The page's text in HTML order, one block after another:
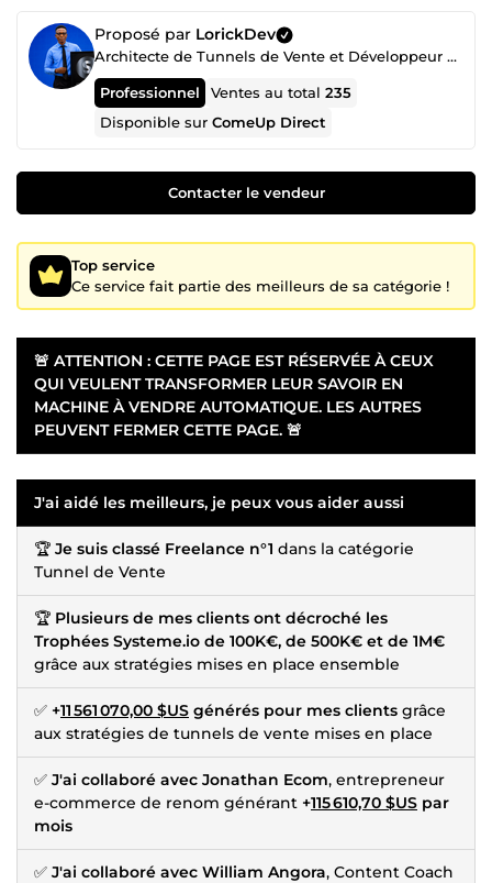
Proposé par LorickDev
Architecte de Tunnels de Vente et Développeur web Full-Stack
Professionnel Ventes au total235
Disponible surComeUp Direct
Contacter le vendeur
Top service
Ce service fait partie des meilleurs de sa catégorie !
🚨 ATTENTION : CETTE PAGE EST RÉSERVÉE À CEUX
QUI VEULENT TRANSFORMER LEUR SAVOIR EN
MACHINE À VENDRE AUTOMATIQUE. LES AUTRES
PEUVENT FERMER CETTE PAGE. 🚨
J'ai aidé les meilleurs, je peux vous aider aussi
🏆 Je suis classé Freelance n°1 dans la catégorie
Tunnel de Vente
🏆 Plusieurs de mes clients ont décroché les
Trophées Systeme.io de 100K€, de 500K€ et de 1M€
grâce aux stratégies mises en place ensemble
✅ +11 561 070,00 $US générés pour mes clients grâce
aux stratégies de tunnels de vente mises en place
✅ J'ai collaboré avec Jonathan Ecom, entrepreneur
e-commerce de renom générant +115 610,70 $US par
mois
✅ J'ai collaboré avec William Angora, Content Coach